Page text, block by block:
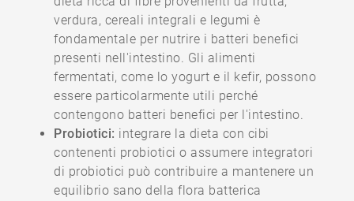
verdura, cereali integrali e legumi è
fondamentale per nutrire i batteri benefici
presenti nell'intestino. Gli alimenti
fermentati, come lo yogurt e il kefir, possono
essere particolarmente utili perché
contengono batteri benefici per l'intestino.
Probiotici: integrare la dieta con cibi
contenenti probiotici o assumere integratori
di probiotici può contribuire a mantenere un
equilibrio sano della flora batterica